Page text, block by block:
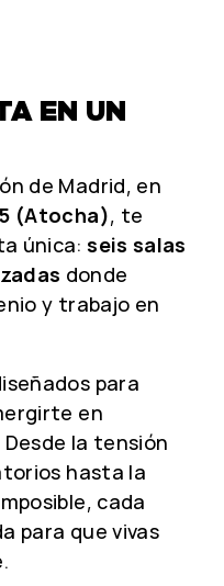
EN UN
de Madrid, en
(Atocha), te
única:seis salas
donde
y trabajo en
para
en
la tensión
hasta la
cada
para que vivas